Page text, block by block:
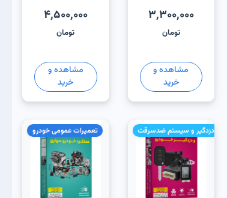
3,300,000
تومان
مشاهده و
خرید
4,500,000
تومان
مشاهده و
خرید
نصب دزدگیر و سیستم ضدسرقت تعمیرات عمومی خودرو